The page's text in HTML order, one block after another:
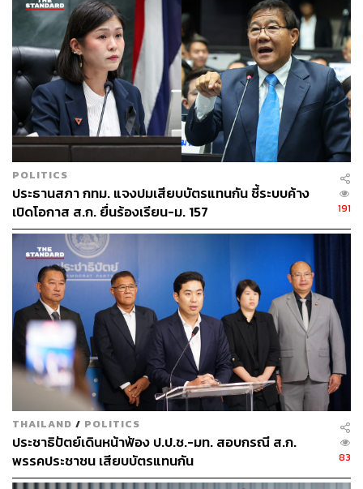
504
ABOUT THE AUTHOR
พลวุฒิ สงสกุล
Content creator การเมือง ประจำสำนักข่าว
THE STANDARD
POLITICS
ประธานสภา กทม. แจงปมเสียบบัตรแทนกัน ชี้ระบบค้าง
เปิดโอกาส ส.ก. ยื่นร้องเรียน-ม. 157
191
THAILAND / POLITICS
ประชาธิปัตย์เดินหน้าฟ้อง ป.ป.ช.-มท. สอบกรณี ส.ก.
พรรคประชาชน เสียบบัตรแทนกัน
83